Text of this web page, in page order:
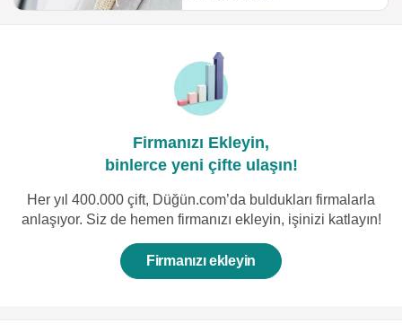
Firmanızı Ekleyin,
binlerce yeni çifte ulaşın!
Her yıl 400.000 çift, Düğün.com’da buldukları firmalarla
anlaşıyor. Siz de hemen firmanızı ekleyin, işinizi katlayın!
Firmanızı ekleyin